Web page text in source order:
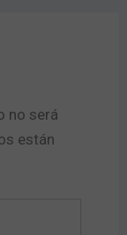
no será
están